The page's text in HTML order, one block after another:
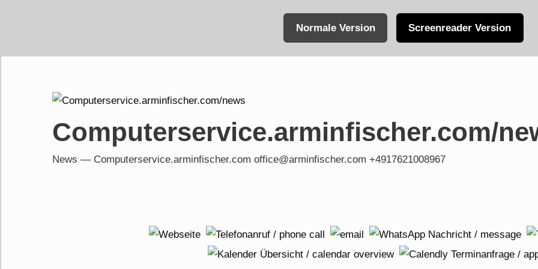
Normale Version Screenreader Version
content
Computerservice.arminfischer.com/
News — Computerservice.arminfischer.com office@arminfischer.com +4917621008967